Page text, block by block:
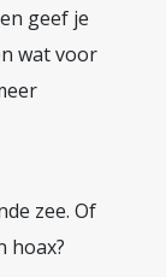
geef je
wat voor
zee. Of
hoax?